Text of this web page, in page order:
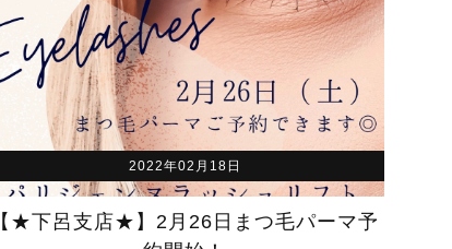
2022年02月18日
【★下呂支店★】2月26日まつ毛パーマ予